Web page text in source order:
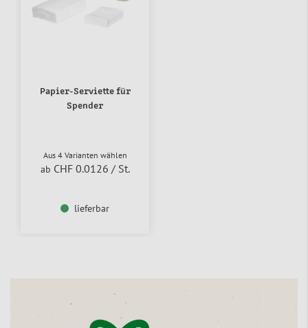
Papier-Serviette für
Spender
Aus 4 Varianten wählen
ab CHF 0.0126 / St.
lieferbar